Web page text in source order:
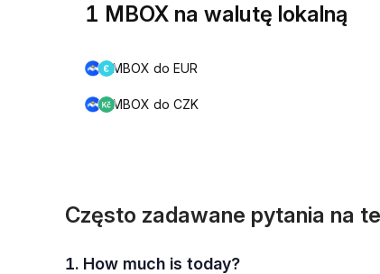
1 MBOX na walutę lokalną
MBOX do EUR
MBOX do CZK
Często zadawane pytania na
1. How much is today?